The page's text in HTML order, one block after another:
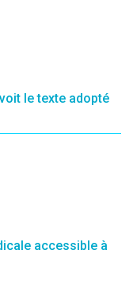
le texte adopté
accessible à